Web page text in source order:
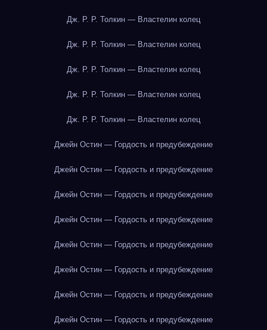
Дж. Р. Р. Толкин — Властелин колец
Дж. Р. Р. Толкин — Властелин колец
Дж. Р. Р. Толкин — Властелин колец
Дж. Р. Р. Толкин — Властелин колец
Дж. Р. Р. Толкин — Властелин колец
Джейн Остин — Гордость и предубеждение
Джейн Остин — Гордость и предубеждение
Джейн Остин — Гордость и предубеждение
Джейн Остин — Гордость и предубеждение
Джейн Остин — Гордость и предубеждение
Джейн Остин — Гордость и предубеждение
Джейн Остин — Гордость и предубеждение
Джейн Остин — Гордость и предубеждение